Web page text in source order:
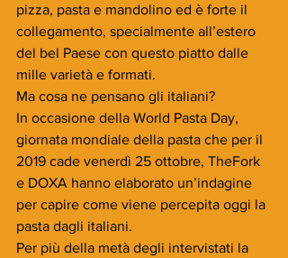
pizza, pasta e mandolino ed è forte il
collegamento, specialmente all’estero
del bel Paese con questo piatto dalle
mille varietà e formati.
Ma cosa ne pensano gli italiani?
In occasione della World Pasta Day,
giornata mondiale della pasta che per il
2019 cade venerdì 25 ottobre, TheFork
e DOXA hanno elaborato un’indagine
per capire come viene percepita oggi la
pasta dagli italiani.
Per più della metà degli intervistati la